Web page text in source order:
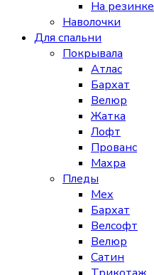
На резинке
Наволочки
Для спальни
Покрывала
Атлас
Бархат
Велюр
Жатка
Лофт
Прованс
Махра
Пледы
Мех
Бархат
Велсофт
Велюр
Сатин